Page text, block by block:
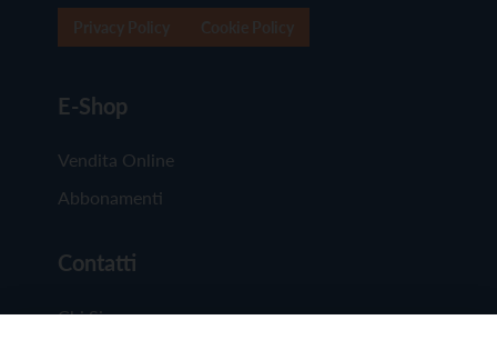
E-Shop
Vendita Online
Abbonamenti
Contatti
Chi Siamo